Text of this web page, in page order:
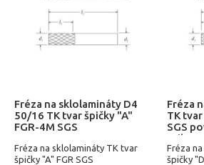
Fréza na sklolamináty D4
50/16 TK tvar špičky "A"
FGR-4M SGS
Fréza na sklolamináty TK tvar
špičky "A" FGR SGS
Fréza
TK
SGS
Fréza
špičky